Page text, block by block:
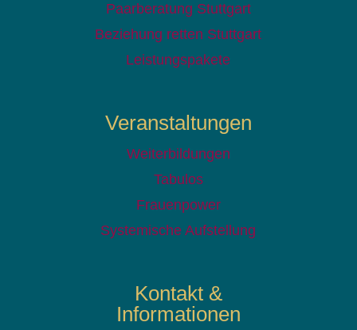
Paarberatung Stuttgart
Beziehung retten Stuttgart
Leistungspakete
Veranstaltungen
Weiterbildungen
Tabulos
Frauenpower
Systemische Aufstellung
Kontakt &
Informationen